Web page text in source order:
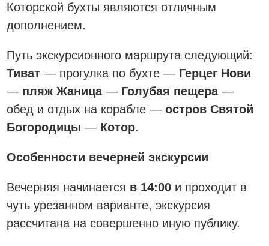
Которской бухты являются отличным
дополнением.
Путь экскурсионного маршрута следующий:
Тиват — прогулка по бухте — Герцег Нови
— пляж Жаница— Голубая пещера—
обед и отдых на корабле —остров Святой
Богородицы — Котор.
Особенности вечерней экскурсии
Вечерняя начинается в 14:00 и проходит в
чуть урезанном варианте, экскурсия
рассчитана на совершенно иную публику.